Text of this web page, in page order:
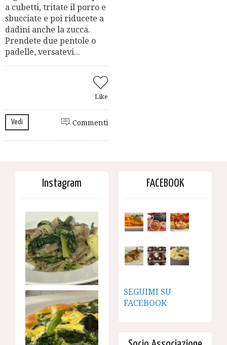
a cubetti, tritate il porro e
sbucciate e poi riducete a
dadini anche la zucca.
Prendete due pentole o
padelle, versatevi...
Like
Vedi Commenti
Instagram FACEBOOK
SEGUIMI SU
FACEBOOK